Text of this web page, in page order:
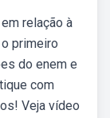
relação à
primeiro
do enem e
com
Veja vídeo